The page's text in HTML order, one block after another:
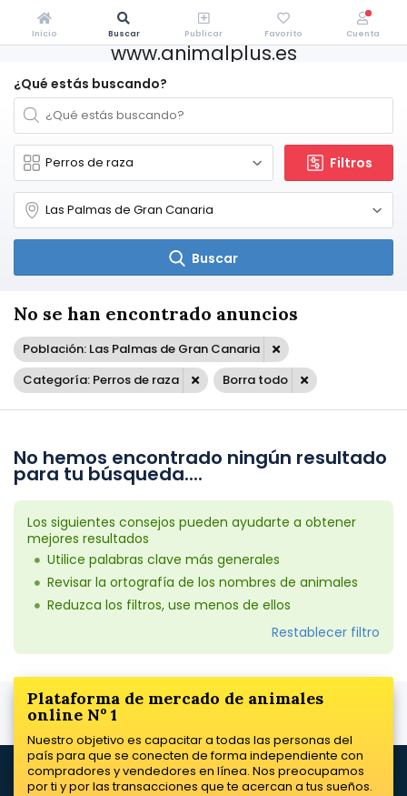
www.animalplus.es
¿Qué estás buscando?
Filtros
Buscar
No se han encontrado anuncios
Población: Las Palmas de Gran Canaria
Categoría: Perros de raza
Borra todo
No hemos encontrado ningún resultado
para tu búsqueda....
Los siguientes consejos pueden ayudarte a obtener
mejores resultados
Utilice palabras clave más generales
Revisar la ortografía de los nombres de animales
Reduzca los filtros, use menos de ellos
Restablecer filtro
Plataforma de mercado de animales
online Nº 1
Nuestro objetivo es capacitar a todas las personas del
país para que se conecten de forma independiente con
compradores y vendedores en línea. Nos preocupamos
por ti y por las transacciones que te acercan a tus sueños.
Inicio Buscar Publicar Favorito Cuenta